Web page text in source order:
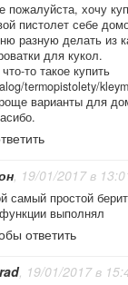
пожалуйста, хочу
пистолет себе
разную делать из
для кукол.
то такое купить
termopistolety/
варианты для
, 19/01/2017 в
самый простой
выполнял
ответить
, 19/01/2017 в